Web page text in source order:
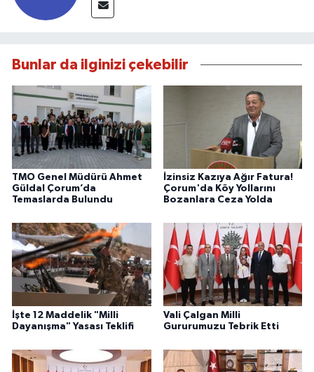
Bunlar da ilginizi çekebilir
TMO Genel Müdürü Ahmet
Güldal Çorum’da
Temaslarda Bulundu
İzinsiz Kazıya Ağır Fatura!
Çorum'da Köy Yollarını
Bozanlara Ceza Yolda
İşte 12 Maddelik "Milli
Dayanışma" Yasası Teklifi
Vali Çalgan Milli
Gururumuzu Tebrik Etti